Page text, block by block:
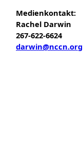
Medienkontakt:
Rachel Darwin
267-622-6624
darwin@nccn.org